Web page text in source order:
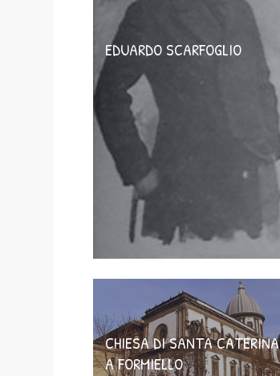
EDUARDO SCARFOGLIO
CHIESA DI SANTA CATERINA
A FORMIELLO